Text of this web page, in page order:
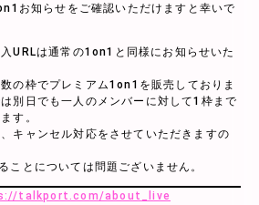
お知らせをご確認いただけますと幸いで
URLは通常の1on1と同様にお知らせいた
の枠でプレミアム1on1を販売しておりま
別日でも一人のメンバーに対して1枠まで
す。
キャンセル対応をさせていただきますの
ことについては問題ございません。
talkport.com/about_live